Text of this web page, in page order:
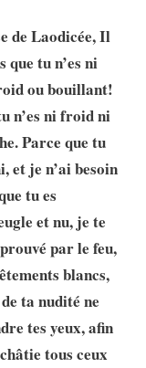
de Laodicée, Il
tu n’es ni
ou bouillant!
n’es ni froid ni
Parce que tu
et je n’ai besoin
tu es
et nu, je te
par le feu,
blancs,
ta nudité ne
tes yeux, afin
tous ceux